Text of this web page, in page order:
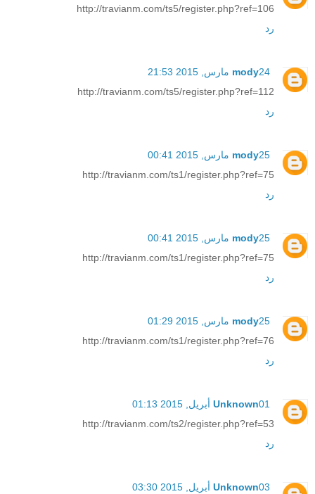
http://travianm.com/ts5/register.php?ref=106
رد
mody24 مارس, 2015 21:53
http://travianm.com/ts5/register.php?ref=112
رد
mody25 مارس, 2015 00:41
http://travianm.com/ts1/register.php?ref=75
رد
mody25 مارس, 2015 00:41
http://travianm.com/ts1/register.php?ref=75
رد
mody25 مارس, 2015 01:29
http://travianm.com/ts1/register.php?ref=76
رد
Unknown01 أبريل, 2015 01:13
http://travianm.com/ts2/register.php?ref=53
رد
Unknown03 أبريل, 2015 03:30